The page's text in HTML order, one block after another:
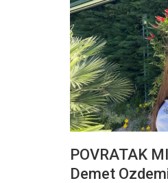
POVRATAK
Demet